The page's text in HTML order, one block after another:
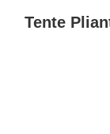
Tente